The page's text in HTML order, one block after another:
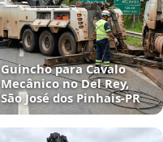
Guincho para Cavalo
Mecânico no Del Rey,
São José dos Pinhais‑PR